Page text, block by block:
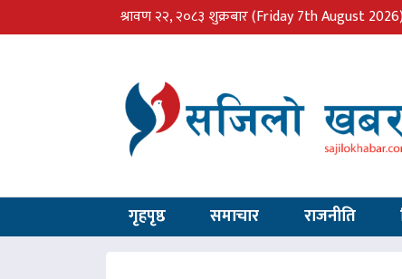
श्रावण २२, २०८३ शुक्रबार(Friday 7th August 2026)
गृहपृष्ठ समाचार राजनीति